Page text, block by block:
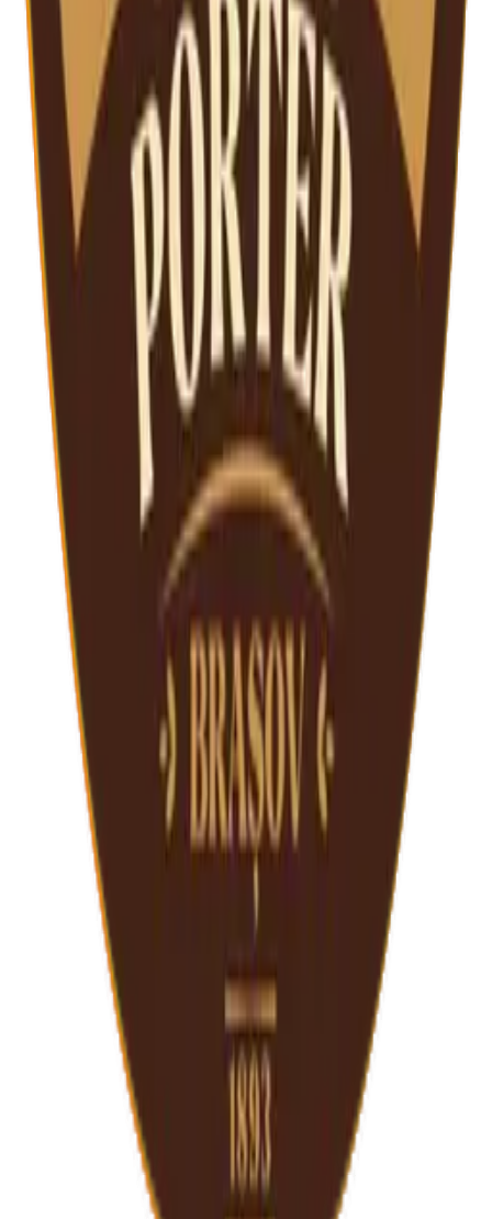
Czell Brauhaus
Moștenirea
Berile noastre
Locațiile noastre
Czell Beer Museum
0724 744 244info@bere-czell.ro
Rezervă prin ialoc.ro Vezi meniul